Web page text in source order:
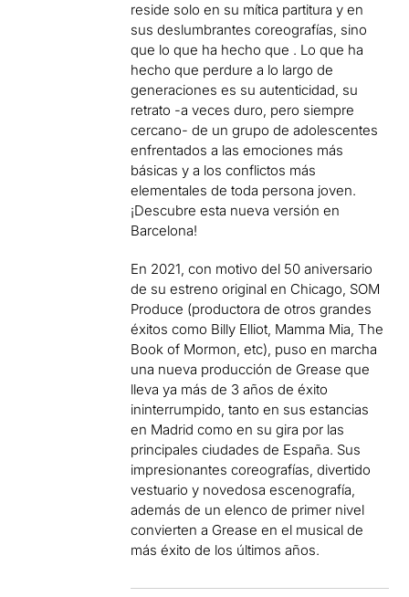
reside solo en su mítica partitura y en
sus deslumbrantes coreografías, sino
que lo que ha hecho que . Lo que ha
hecho que perdure a lo largo de
generaciones es su autenticidad, su
retrato -a veces duro, pero siempre
cercano- de un grupo de adolescentes
enfrentados a las emociones más
básicas y a los conflictos más
elementales de toda persona joven.
¡Descubre esta nueva versión en
Barcelona!
En 2021, con motivo del 50 aniversario
de su estreno original en Chicago, SOM
Produce (productora de otros grandes
éxitos como Billy Elliot, Mamma Mia, The
Book of Mormon, etc), puso en marcha
una nueva producción de Grease que
lleva ya más de 3 años de éxito
ininterrumpido, tanto en sus estancias
en Madrid como en su gira por las
principales ciudades de España. Sus
impresionantes coreografías, divertido
vestuario y novedosa escenografía,
además de un elenco de primer nivel
convierten a Grease en el musical de
más éxito de los últimos años.